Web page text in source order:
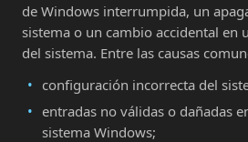
de Windows interrumpida, un
sistema o un cambio accidental en
del sistema. Entre las causas
configuración incorrecta del
entradas no válidas o dañadas
sistema Windows;